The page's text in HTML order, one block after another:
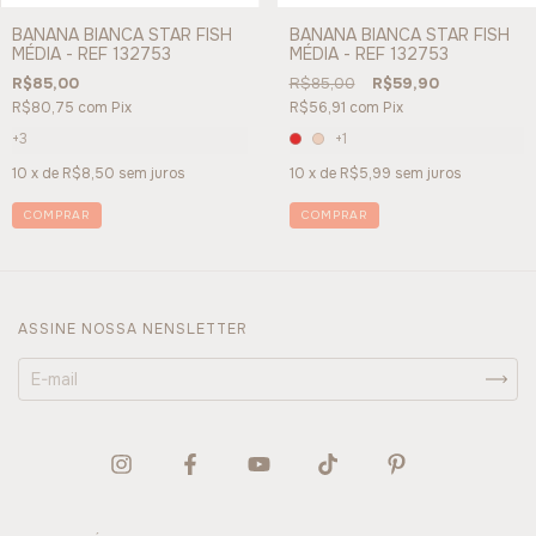
BANANA BIANCA STAR FISH
MÉDIA - REF 132753
R$85,00
R$80,75 com Pix
+3
10 x de R$8,50 sem juros
COMPRAR
BANANA BIANCA STAR FISH
MÉDIA - REF 132753
R$85,00 R$59,90
R$56,91 com Pix
+1
10 x de R$5,99 sem juros
COMPRAR
ASSINE NOSSA NENSLETTER